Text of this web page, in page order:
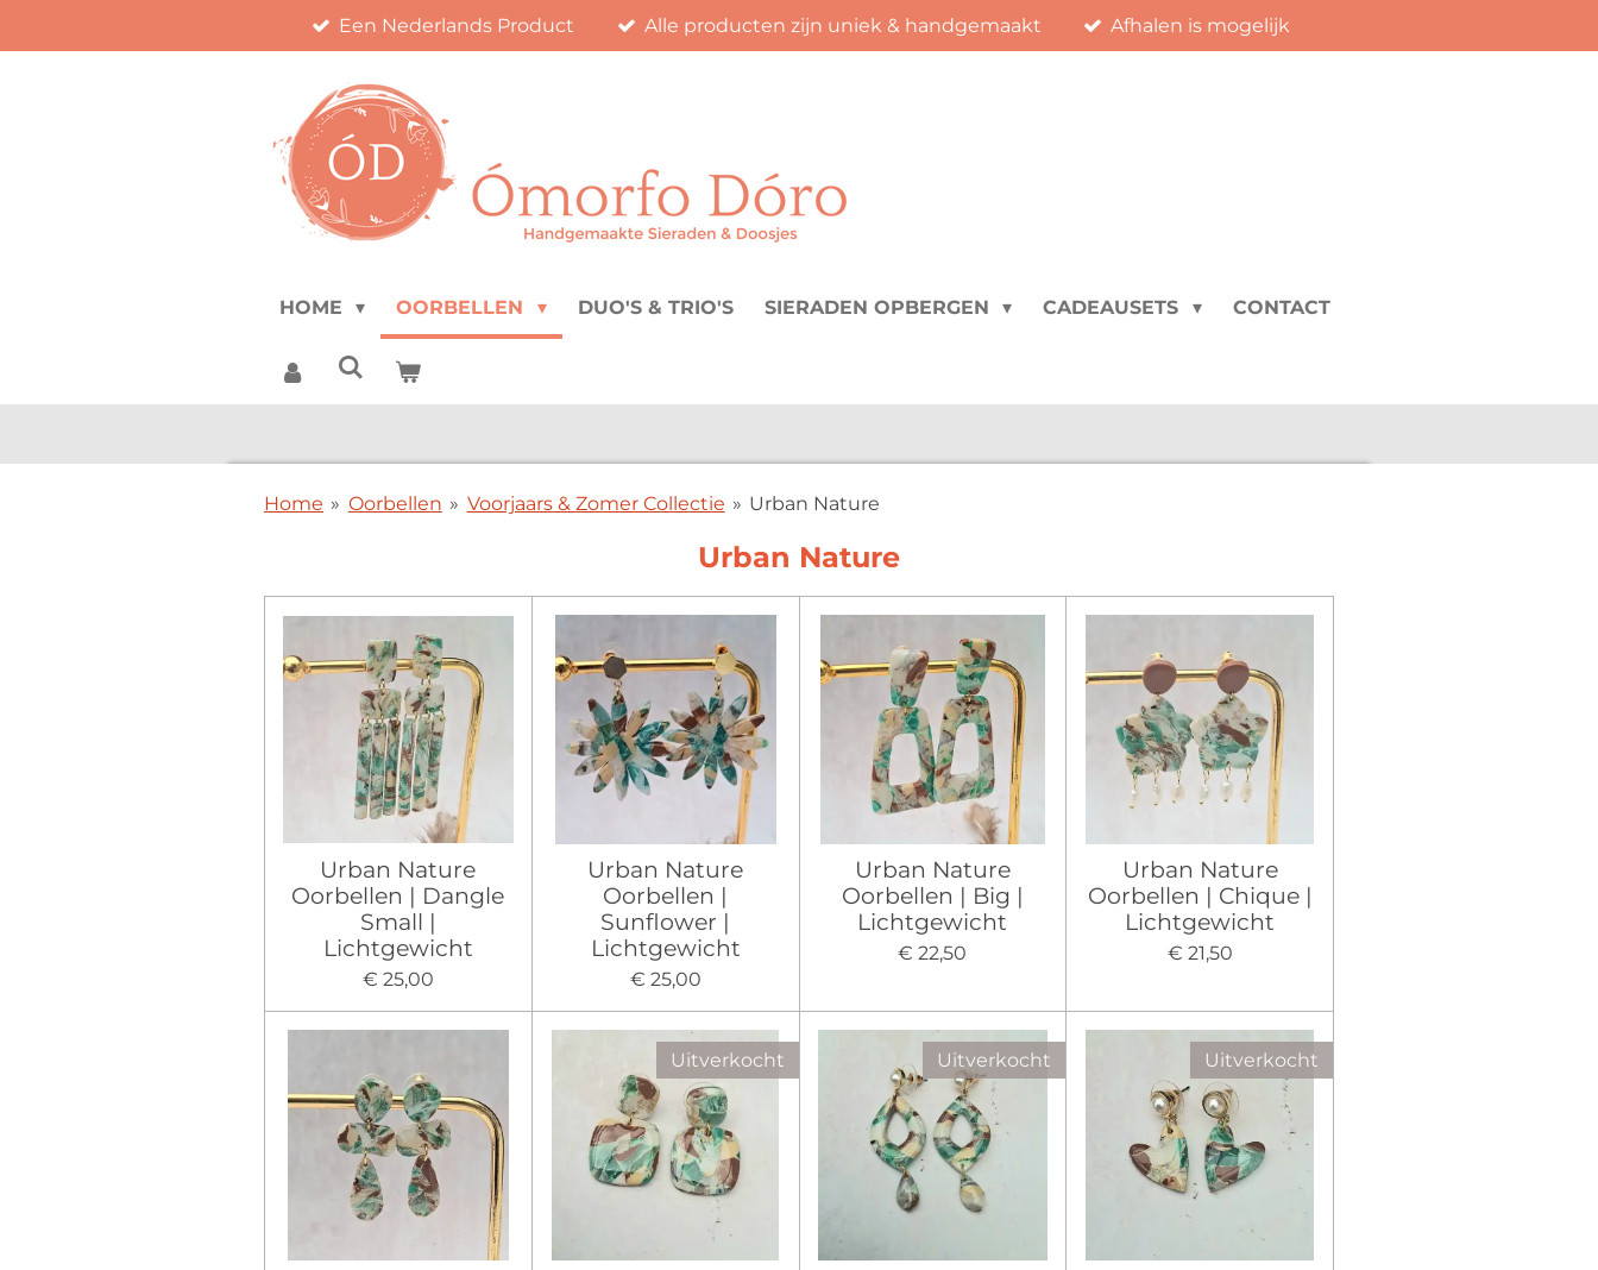
Een Nederlands Product Alle producten zijn uniek & handgemaakt Afhalen is mogelijk
HOME OORBELLEN DUO'S & TRIO'S SIERADEN OPBERGEN CADEAUSETS CONTACT
Home » Oorbellen » Voorjaars & Zomer Collectie » Urban Nature
Urban Nature
Urban Nature
Oorbellen | Dangle
Small |
Lichtgewicht
€ 25,00
Urban Nature
Oorbellen |
Sunflower |
Lichtgewicht
€ 25,00
Urban Nature
Oorbellen | Big |
Lichtgewicht
€ 22,50
Urban Nature
Oorbellen | Chique |
Lichtgewicht
€ 21,50
Uitverkocht Uitverkocht Uitverkocht